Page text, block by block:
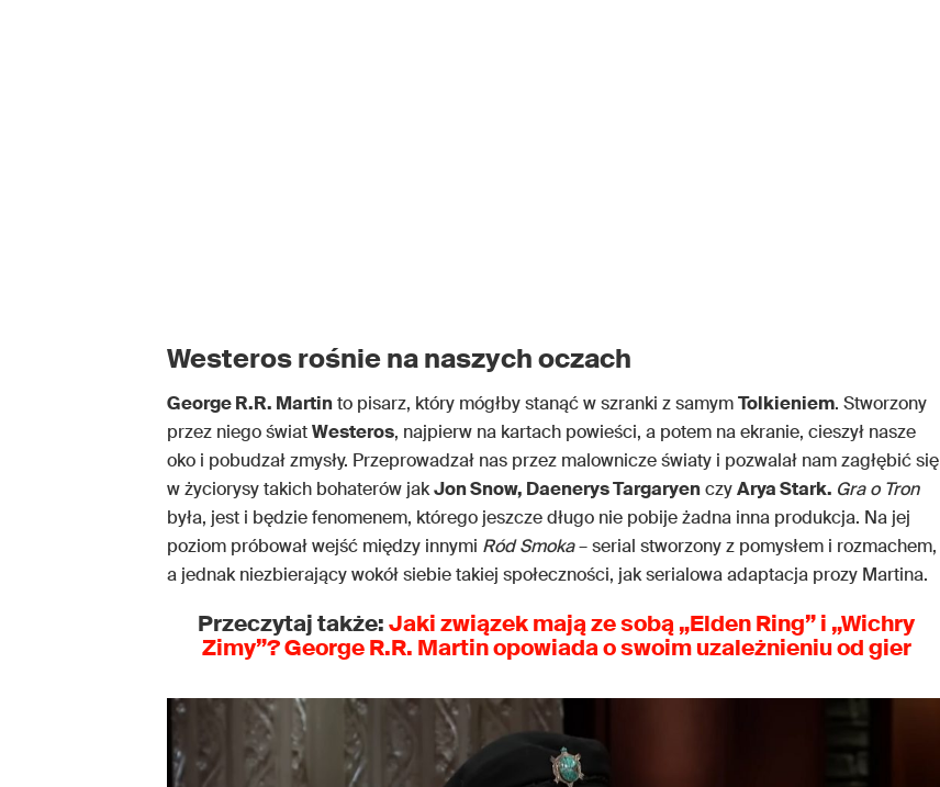
Westeros rośnie na naszych oczach
George R.R. Martinto pisarz, który mógłby stanąć w szranki z samymTolkieniem. Stworzony
przez niego światWesteros, najpierw na kartach powieści, a potem na ekranie, cieszył nasze
oko i pobudzał zmysły. Przeprowadzał nas przez malownicze światy i pozwalał nam zagłębić się
w życiorysy takich bohaterów jakJon Snow, Daenerys TargaryenczyArya Stark. Gra o Tron
była, jest i będzie fenomenem, którego jeszcze długo nie pobije żadna inna produkcja. Na jej
poziom próbował wejść między innymi Ród Smoka– serial stworzony z pomysłem i rozmachem,
a jednak niezbierający wokół siebie takiej społeczności, jak serialowa adaptacja prozy Martina.
Przeczytaj także:Jaki związek mają ze sobą „Elden Ring” i „Wichry
Zimy”? George R.R. Martin opowiada o swoim uzależnieniu od gier